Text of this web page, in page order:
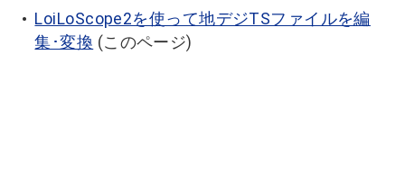
LoiLoScope2を使って地デジTSファイルを編
集･変換 (このページ)